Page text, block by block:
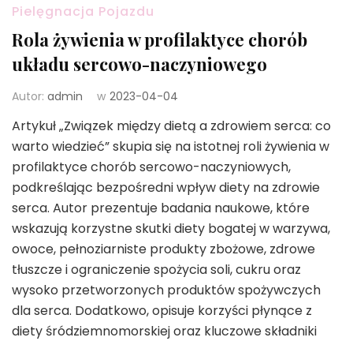
Pielęgnacja Pojazdu
Rola żywienia w profilaktyce chorób
układu sercowo-naczyniowego
Autor: admin w 2023-04-04
Artykuł „Związek między dietą a zdrowiem serca: co
warto wiedzieć” skupia się na istotnej roli żywienia w
profilaktyce chorób sercowo-naczyniowych,
podkreślając bezpośredni wpływ diety na zdrowie
serca. Autor prezentuje badania naukowe, które
wskazują korzystne skutki diety bogatej w warzywa,
owoce, pełnoziarniste produkty zbożowe, zdrowe
tłuszcze i ograniczenie spożycia soli, cukru oraz
wysoko przetworzonych produktów spożywczych
dla serca. Dodatkowo, opisuje korzyści płynące z
diety śródziemnomorskiej oraz kluczowe składniki